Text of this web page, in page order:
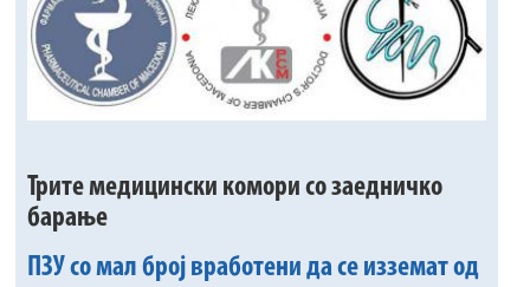
Трите медицински комори со заедничко
барање
ПЗУ со мал број вработени да се изземат од